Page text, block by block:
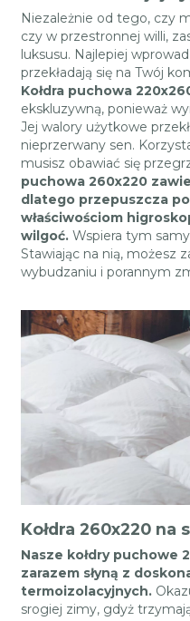
Niezależnie od tego, czy
czy w przestronnej willi,
luksusu. Najlepiej
przekładają się na Twój
Kołdra puchowa
ekskluzywną, ponieważ
Jej walory użytkowe
nieprzerwany sen.
musisz obawiać się
puchowa 260x220
dlatego przepuszcza
właściwościom
wilgoć. Wspiera tym
Stawiając na nią, możesz
wybudzaniu i porannym
Kołdra 260x220 na
Nasze kołdry puchowe
zarazem słyną z
termoizolacyjnych.
srogiej zimy, gdyż